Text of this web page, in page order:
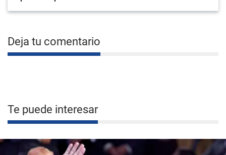
Deja tu comentario
Te puede interesar